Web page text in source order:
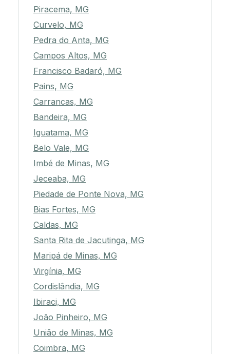
Piracema, MG
Curvelo, MG
Pedra do Anta, MG
Campos Altos, MG
Francisco Badaró, MG
Pains, MG
Carrancas, MG
Bandeira, MG
Iguatama, MG
Belo Vale, MG
Imbé de Minas, MG
Jeceaba, MG
Piedade de Ponte Nova, MG
Bias Fortes, MG
Caldas, MG
Santa Rita de Jacutinga, MG
Maripá de Minas, MG
Virgínia, MG
Cordislândia, MG
Ibiraci, MG
João Pinheiro, MG
União de Minas, MG
Coimbra, MG